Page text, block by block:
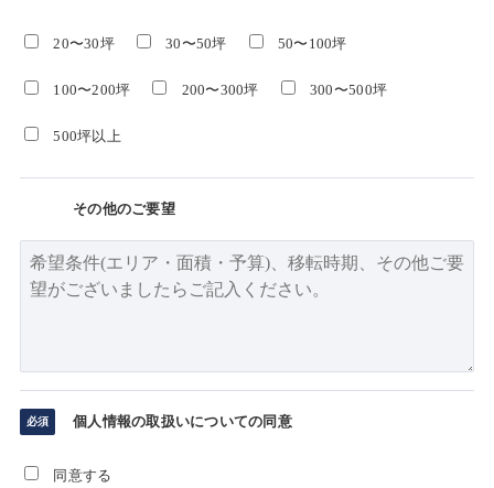
20〜30坪 30〜50坪 50〜100坪
100〜200坪 200〜300坪 300〜500坪
500坪以上
その他のご要望
個人情報の取扱いについての同意
同意する